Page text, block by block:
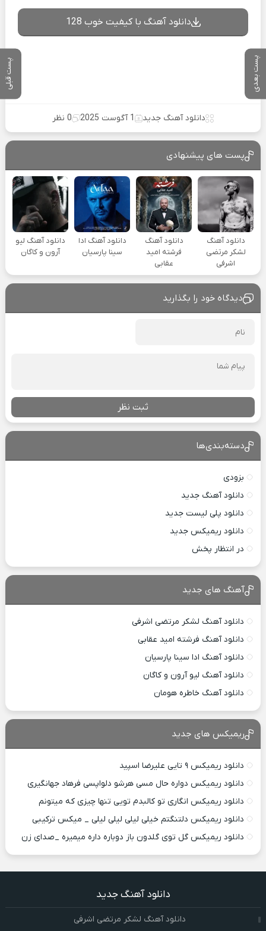
پست بعدی پست قبلی
دانلود آهنگ با کیفیت خوب 128
دانلود آهنگ جدید 1 آگوست 2025 0 نظر
پست های پیشنهادی
دانلود آهنگ
لشکر مرتضی
اشرفی
دانلود آهنگ
فرشته امید
عقابی
دانلود آهنگ ادا
سینا پارسیان
دانلود آهنگ لیو
آرون و کاگان
دیدگاه خود را بگذارید
ثبت نظر
دسته‌بندی‌ها
بزودی
دانلود آهنگ جدید
دانلود پلی لیست جدید
دانلود ریمیکس جدید
در انتظار پخش
آهنگ های جدید
دانلود آهنگ لشکر مرتضی اشرفی
دانلود آهنگ فرشته امید عقابی
دانلود آهنگ ادا سینا پارسیان
دانلود آهنگ لیو آرون و کاگان
دانلود آهنگ خاطره هومان
ریمیکس های جدید
دانلود ریمیکس ۹ تایی علیرضا اسپید
دانلود ریمیکس دواره حال مسی هرشو دلواپسی فرهاد جهانگیری
دانلود ریمیکس انگاری تو کالبدم تویی تنها چیزی که میتونم
دانلود ریمیکس دلتنگتم خیلی لیلی لیلی لیلی _ میکس ترکیبی
دانلود ریمیکس گل توی گلدون باز دوباره داره میمیره _صدای زن
دانلود آهنگ جدید
دانلود آهنگ لشکر مرتضی اشرفی